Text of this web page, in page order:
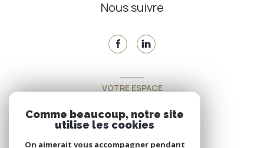
Nous suivre
VOTRE ESPACE
Espace propriétaire
Comme beaucoup, notre site
utilise les cookies
On aimerait vous accompagner pendant